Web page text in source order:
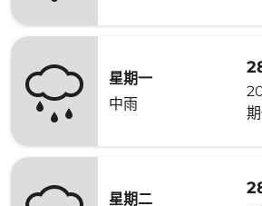
星期一
中雨
星期二